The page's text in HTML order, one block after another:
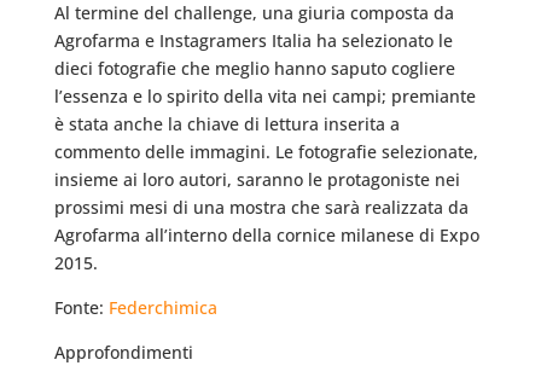
Al termine del challenge, una giuria composta da
Agrofarma e Instagramers Italia ha selezionato le
dieci fotografie che meglio hanno saputo cogliere
l’essenza e lo spirito della vita nei campi; premiante
è stata anche la chiave di lettura inserita a
commento delle immagini. Le fotografie selezionate,
insieme ai loro autori, saranno le protagoniste nei
prossimi mesi di una mostra che sarà realizzata da
Agrofarma all’interno della cornice milanese di Expo
2015.
Fonte: Federchimica
Approfondimenti